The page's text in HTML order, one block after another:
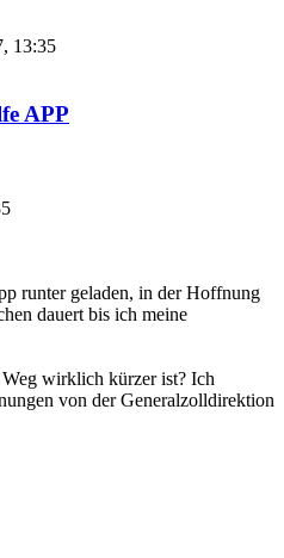
13:35
APP
runter geladen, in der Hoffnung
dauert bis ich meine
wirklich kürzer ist? Ich
von der Generalzolldirektion